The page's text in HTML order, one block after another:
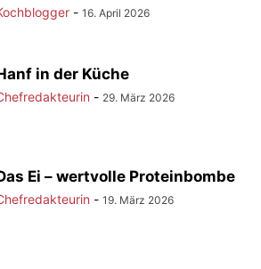
- 16. April 2026
in der Küche
- 29. März 2026
Ei – wertvolle Proteinbombe
- 19. März 2026